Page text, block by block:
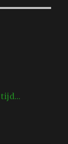
tijd…